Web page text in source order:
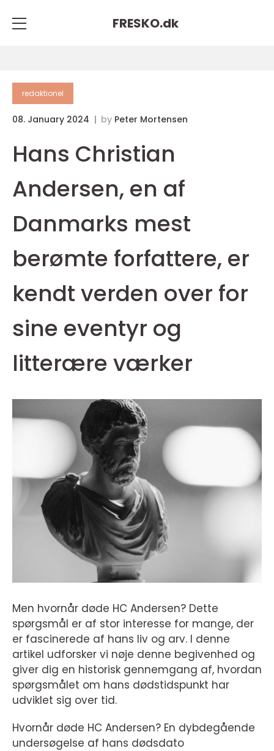
FRESKO.dk
redaktionel
08. January 2024 by Peter Mortensen
Hans Christian
Andersen, en af
Danmarks mest
berømte forfattere, er
kendt verden over for
sine eventyr og
litterære værker
Men hvornår døde HC Andersen? Dette
spørgsmål er af stor interesse for mange, der
er fascinerede af hans liv og arv. I denne
artikel udforsker vi nøje denne begivenhed og
giver dig en historisk gennemgang af, hvordan
spørgsmålet om hans dødstidspunkt har
udviklet sig over tid.
Hvornår døde HC Andersen? En dybdegående
undersøgelse af hans dødsdato